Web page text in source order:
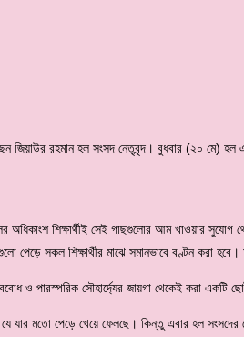
জিয়াউর রহমান হল সংসদ নেতৃবৃন্দ। বুধবার (২০ মে)
শিক্ষার্থীই সেই গাছগুলোর আম খাওয়ার সুযোগ
পেড়ে সকল শিক্ষার্থীর মাঝে সমানভাবে বণ্টন করা
ও পারস্পরিক সৌহার্দ্যের জায়গা থেকেই করা একটি
যার মতো পেড়ে খেয়ে ফেলছে। কিন্তু এবার হল সংসদের